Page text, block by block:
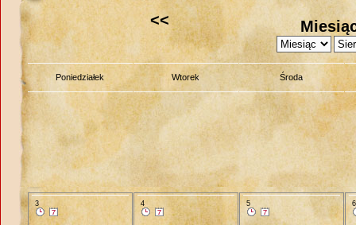
<<
Poniedziałek Wtorek Środa
3 4 5 6